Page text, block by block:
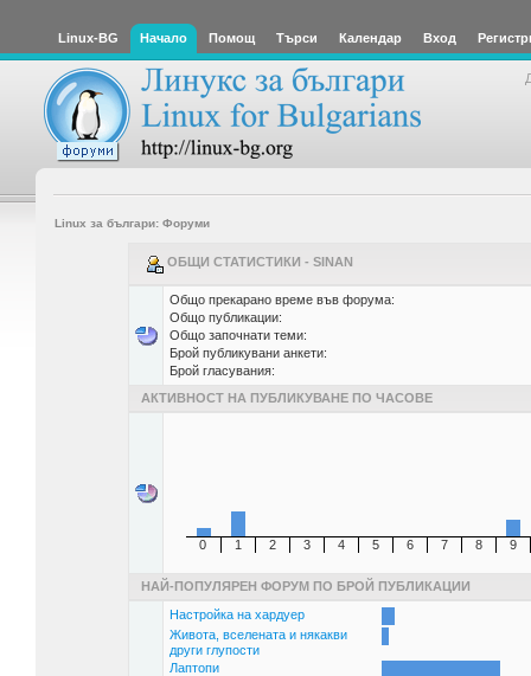
Linux-BG Начало Помощ Търси Календар Вход
Linux за българи: Форуми
ОБЩИ СТАТИСТИКИ - SINAN
Общо прекарано време във форума:
Общо публикации:
Общо започнати теми:
Брой публикувани анкети:
Брой гласувания:
АКТИВНОСТ НА ПУБЛИКУВАНЕ ПО ЧАСОВЕ
0 1 2 3 4 5 6 7 8 9
НАЙ-ПОПУЛЯРЕН ФОРУМ ПО БРОЙ ПУБЛИКАЦИИ
Настройка на хардуер
Живота, вселената и някакви
други глупости
Лаптопи